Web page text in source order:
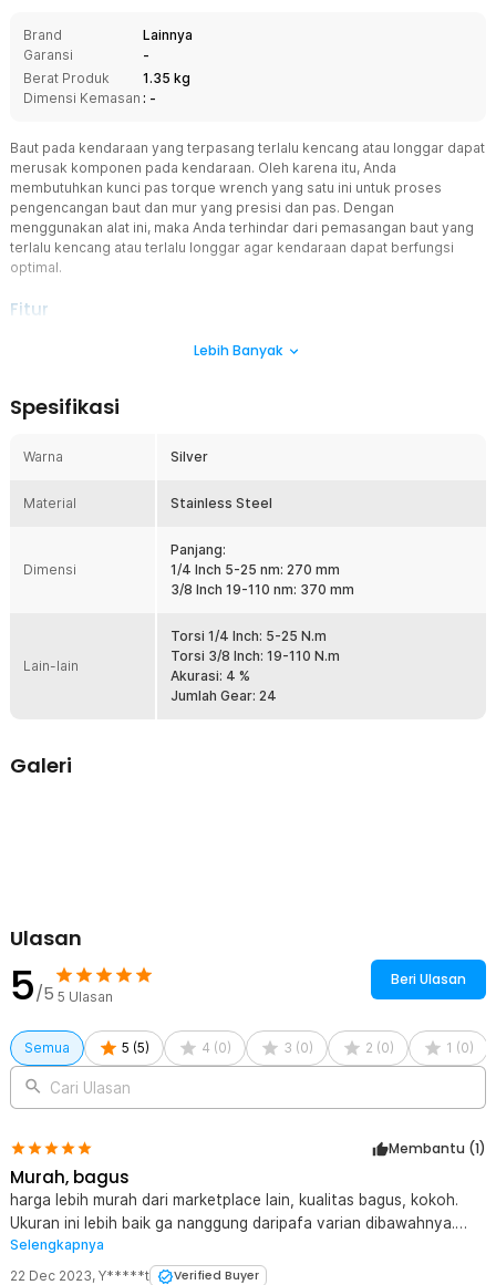
Brand
Lainnya
Garansi
-
Berat Produk
1.35 kg
Dimensi Kemasan : -
Baut pada kendaraan yang terpasang terlalu kencang atau longgar dapat
merusak komponen pada kendaraan. Oleh karena itu, Anda
membutuhkan kunci pas torque wrench yang satu ini untuk proses
pengencangan baut dan mur yang presisi dan pas. Dengan
menggunakan alat ini, maka Anda terhindar dari pemasangan baut yang
terlalu kencang atau terlalu longgar agar kendaraan dapat berfungsi
optimal.
Fitur
begitu, Anda bisa berkendara dengan nyaman tanpa khawatir baut
Torsi Searah Jarum Jam
jam. Gerakan ini tentu familiar sehingga Anda dapat memutarnya
Akurasi Tinggi dan Presisi
Dibuat dengan teknologi terkini, kunci pas micrometer ini
menawarkan akurasi tinggi dan presisi dalam pengukuran torsi.
memastikan akurasi dan tingkat presisi yang tinggi.
Kelengkapan Produk
Spanner - MXT-372B
Lebih Banyak
Spesifikasi
Warna Silver
Material Stainless Steel
Dimensi
Panjang:
1/4 Inch 5-25 nm: 270 mm
3/8 Inch 19-110 nm: 370 mm
Lain-lain
Torsi 1/4 Inch: 5-25 N.m
Torsi 3/8 Inch: 19-110 N.m
Akurasi: 4 %
Jumlah Gear: 24
Galeri
Ulasan
5/5 5 Ulasan
Beri Ulasan
Semua 5 (5) 4 (0) 3 (0) 2 (0) 1 (0)
Cari Ulasan
Membantu (1)
Murah, bagus
harga lebih murah dari marketplace lain, kualitas bagus, kokoh.
Ukuran ini lebih baik ga nanggung daripafa varian dibawahnya.
Rekomended lah
Selengkapnya
22 Dec 2023, Y*****t Verified Buyer